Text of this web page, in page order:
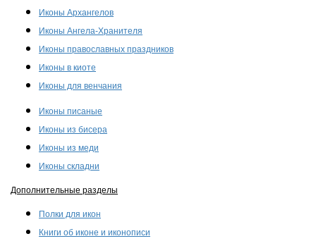
Иконы Архангелов
Иконы Ангела-Хранителя
Иконы православных праздников
Иконы в киоте
Иконы для венчания
Иконы писаные
Иконы из бисера
Иконы из меди
Иконы складни
Дополнительные разделы
Полки для икон
Книги об иконе и иконописи